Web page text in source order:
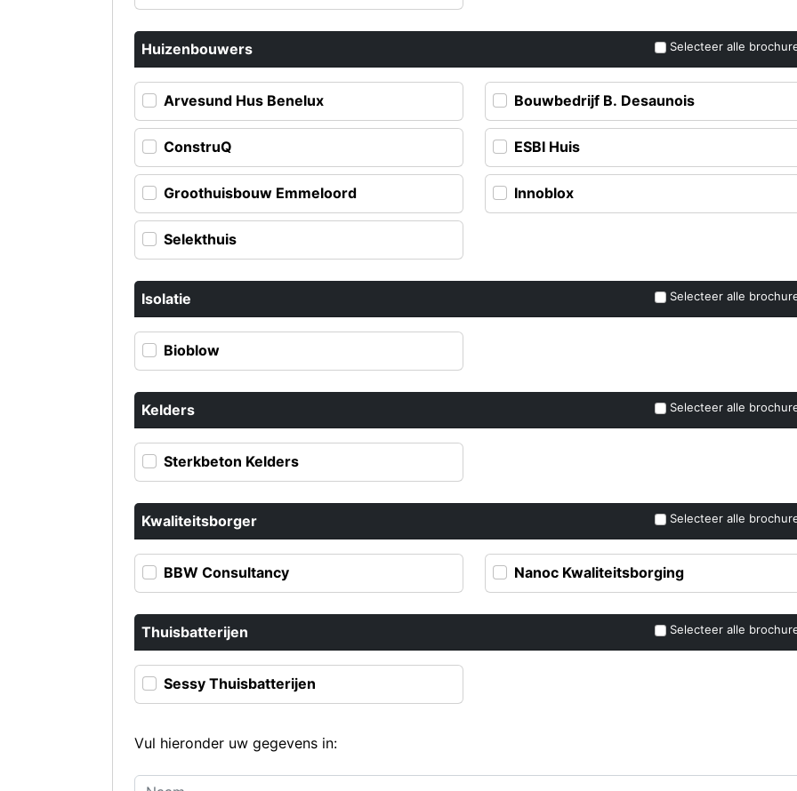
Huizenbouwers Selecteer alle
Arvesund Hus Benelux Bouwbedrijf B. Desaunois
ConstruQ ESBI Huis
Groothuisbouw Emmeloord Innoblox
Selekthuis
Isolatie Selecteer alle
Bioblow
Kelders Selecteer alle
Sterkbeton Kelders
Kwaliteitsborger Selecteer alle
BBW Consultancy Nanoc Kwaliteitsborging
Thuisbatterijen Selecteer alle
Sessy Thuisbatterijen
Vul hieronder uw gegevens in: